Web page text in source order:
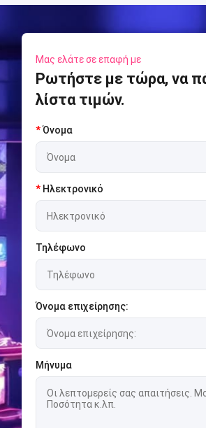
Μας ελάτε σε επαφή με
Ρωτήστε με τώρα, να
λίστα τιμών.
*Όνομα
* Ηλεκτρονικό
Τηλέφωνο
Όνομα επιχείρησης:
Μήνυμα